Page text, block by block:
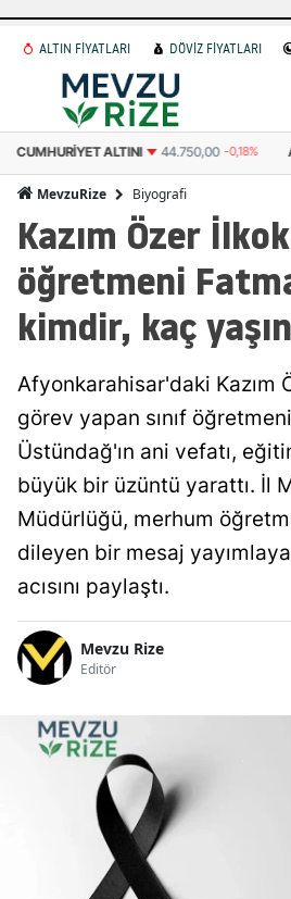
ALTIN FİYATLARI DÖVİZ FİYATLARI
CUMHURIYET ALTINI 44.750,00 -0,18%
MevzuRize Biyografi
Kazım Özer
öğretmeni
kimdir, kaç
Afyonkarahisar'daki Kazım
görev yapan sınıf
Üstündağ'ın ani vefatı,
büyük bir üzüntü yarattı. İl
Müdürlüğü, merhum
dileyen bir mesaj
acısını paylaştı.
Mevzu Rize
Editör